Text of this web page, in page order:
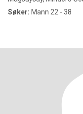
Søker: Mann 22 - 38